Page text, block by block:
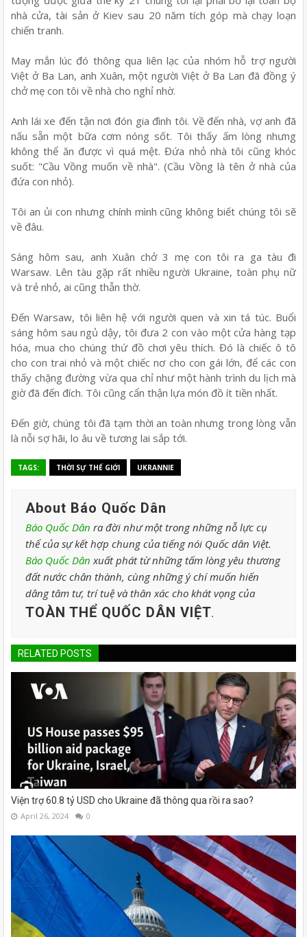
nhà cửa, tài sản ở Kiev sau 20 năm tích góp mà chạy loạn
chiến tranh.
May mắn lúc đó thông qua liên lạc của nhóm hỗ trợ người
Việt ở Ba Lan, anh Xuân, một người Việt ở Ba Lan đã đồng ý
chở mẹ con tôi về nhà cho nghỉ nhờ.
Anh lái xe đến tận nơi đón gia đình tôi. Về đến nhà, vợ anh đã
nấu sẵn một bữa cơm nóng sốt. Tôi thấy ấm lòng nhưng
không thể ăn được vì quá mệt. Đứa nhỏ nhà tôi cũng khóc
suốt: "Cầu Vồng muốn về nhà". (Cầu Vồng là tên ở nhà của
đứa con nhỏ).
Tôi an ủi con nhưng chính mình cũng không biết chúng tôi sẽ
về đâu.
Sáng hôm sau, anh Xuân chở 3 mẹ con tôi ra ga tàu đi
Warsaw. Lên tàu gặp rất nhiều người Ukraine, toàn phụ nữ
và trẻ nhỏ, ai cũng thẫn thờ.
Đến Warsaw, tôi liên hệ với người quen và xin tá túc. Buổi
sáng hôm sau ngủ dậy, tôi đưa 2 con vào một cửa hàng tạp
hóa, mua cho chúng thứ đồ chơi yêu thích. Đó là chiếc ô tô
cho con trai nhỏ và một chiếc nơ cho con gái lớn, để các con
thấy chặng đường vừa qua chỉ như một hành trình du lịch mà
giờ đã đến đích. Tôi cũng cẩn thận lựa món đồ ít tiền nhất.
Đến giờ, chúng tôi đã tạm thời an toàn nhưng trong lòng vẫn
là nỗi sợ hãi, lo âu về tương lai sắp tới.
TAGS: THỜI SỰ THẾ GIỚI UKRANNIE
About Báo Quốc Dân
Báo Quốc Dân ra đời như một trong những nỗ lực cụ
thể của sự kết hợp chung của tiếng nói Quốc dân Việt.
Báo Quốc Dân xuất phát từ những tấm lòng yêu thương
đất nước chân thành, cùng những ý chí muốn hiến
dâng tâm tư, trí tuệ và thân xác cho khát vọng của
TOÀN THỂ QUỐC DÂN VIỆT.
RELATED POSTS
Viện trợ 60.8 tỷ USD cho Ukraine đã thông qua rồi ra sao?
April 26, 2024 0